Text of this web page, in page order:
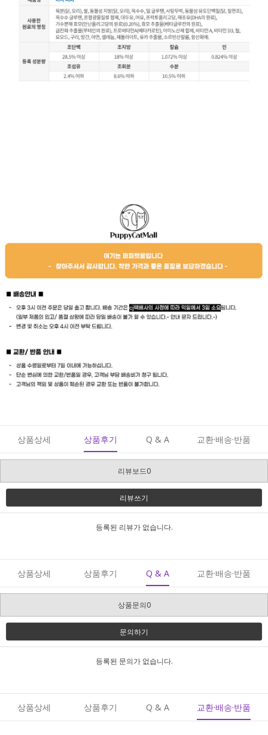
상품상세 상품후기 Q & A 교환·배송·반품
리뷰보드0
리뷰쓰기
등록된 리뷰가 없습니다.
상품상세 상품후기 Q & A 교환·배송·반품
상품문의0
문의하기
등록된 문의가 없습니다.
상품상세 상품후기 Q & A 교환·배송·반품